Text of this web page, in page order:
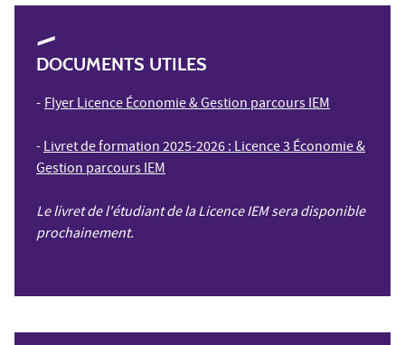
DOCUMENTS UTILES
-Flyer Licence Économie & Gestion parcours IEM
-Livret de formation 2025-2026 : Licence 3 Économie &
Gestion parcours IEM
Le livret de l'étudiant de la Licence IEM sera disponible
prochainement.